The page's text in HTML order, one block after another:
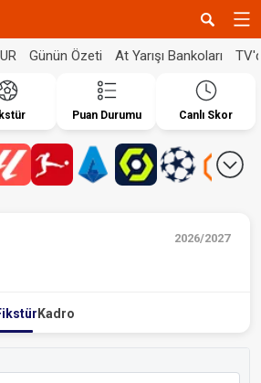
Günün Özeti At Yarışı Bankoları
Puan Durumu Canlı Skor
2026/2027
Kadro